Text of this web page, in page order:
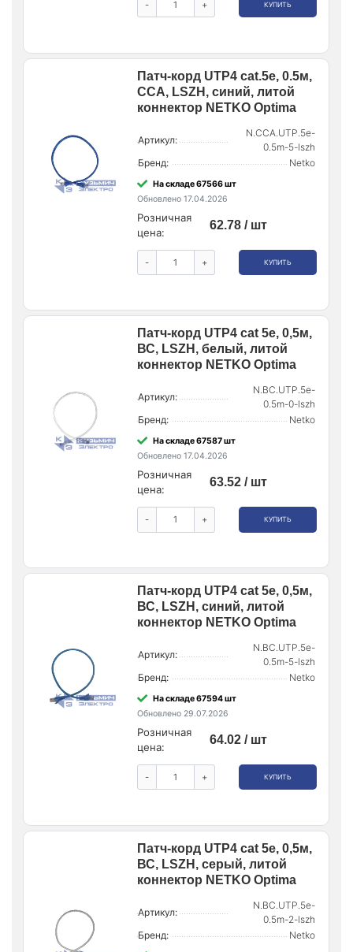
- + КУПИТЬ
Патч-корд UTP4 cat.5е, 0.5м,
CCA, LSZH, синий, литой
коннектор NETKO Optima
Артикул:
N.CCA.UTP.5e-
0.5m-5-lszh
Бренд:
Netko
На складе 67566 шт
Обновлено 17.04.2026
Розничная
цена:
62.78 / шт
- + КУПИТЬ
Патч-корд UTP4 cat 5e, 0,5м,
ВС, LSZH, белый, литой
коннектор NETKO Optima
Артикул:
N.BC.UTP.5e-
0.5m-0-lszh
Бренд:
Netko
На складе 67587 шт
Обновлено 17.04.2026
Розничная
цена:
63.52 / шт
- + КУПИТЬ
Патч-корд UTP4 cat 5e, 0,5м,
ВС, LSZH, синий, литой
коннектор NETKO Optima
Артикул:
N.BC.UTP.5e-
0.5m-5-lszh
Бренд:
Netko
На складе 67594 шт
Обновлено 29.07.2026
Розничная
цена:
64.02 / шт
- + КУПИТЬ
Патч-корд UTP4 cat 5е, 0,5м,
ВС, LSZH, серый, литой
коннектор NETKO Optima
Артикул:
N.BC.UTP.5e-
0.5m-2-lszh
Бренд:
Netko